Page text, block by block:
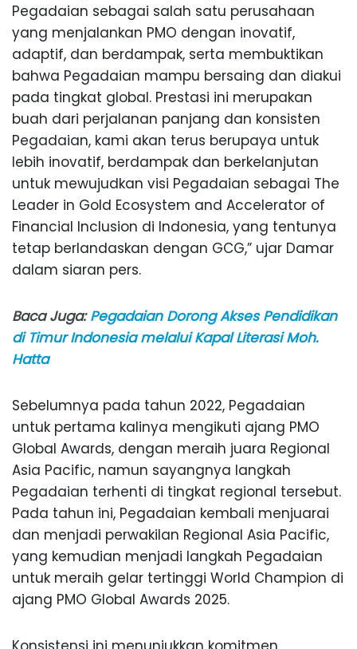
Pegadaian sebagai salah satu perusahaan
yang menjalankan PMO dengan inovatif,
adaptif, dan berdampak, serta membuktikan
bahwa Pegadaian mampu bersaing dan diakui
pada tingkat global. Prestasi ini merupakan
buah dari perjalanan panjang dan konsisten
Pegadaian, kami akan terus berupaya untuk
lebih inovatif, berdampak dan berkelanjutan
untuk mewujudkan visi Pegadaian sebagai The
Leader in Gold Ecosystem and Accelerator of
Financial Inclusion di Indonesia, yang tentunya
tetap berlandaskan dengan GCG,” ujar Damar
dalam siaran pers.
Baca Juga:Pegadaian Dorong Akses Pendidikan
di Timur Indonesia melalui Kapal Literasi Moh.
Hatta
Sebelumnya pada tahun 2022, Pegadaian
untuk pertama kalinya mengikuti ajang PMO
Global Awards, dengan meraih juara Regional
Asia Pacific, namun sayangnya langkah
Pegadaian terhenti di tingkat regional tersebut.
Pada tahun ini, Pegadaian kembali menjuarai
dan menjadi perwakilan Regional Asia Pacific,
yang kemudian menjadi langkah Pegadaian
untuk meraih gelar tertinggi World Champion di
ajang PMO Global Awards 2025.